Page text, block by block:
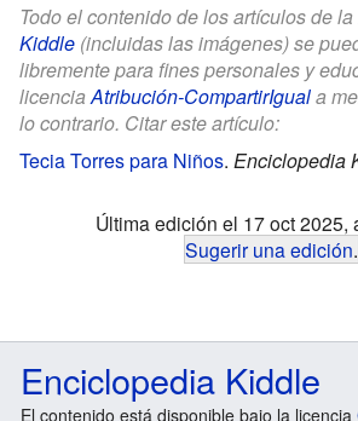
Todo el contenido de los artículos de la
Kiddle (incluidas las imágenes) se
libremente para fines personales y
licencia Atribución-CompartirIguala
lo contrario. Citar este artículo:
Tecia Torres para Niños. Enciclopedia
Última edición el 17 oct 2025,
Sugerir una edición.
Enciclopedia Kiddle
El contenido está disponible bajo la licencia